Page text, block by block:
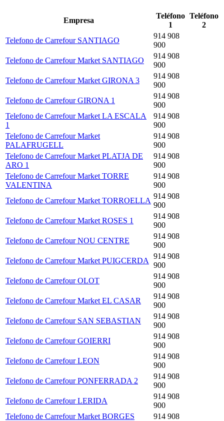
Empresa
Teléfono
1
Teléfono
2
Telefono de Carrefour SANTIAGO
914 908
900
Telefono de Carrefour Market SANTIAGO
914 908
900
Telefono de Carrefour Market GIRONA 3
914 908
900
Telefono de Carrefour GIRONA 1
914 908
900
Telefono de Carrefour Market LA ESCALA
1
914 908
900
Telefono de Carrefour Market
PALAFRUGELL
914 908
900
Telefono de Carrefour Market PLATJA DE
ARO 1
914 908
900
Telefono de Carrefour Market TORRE
VALENTINA
914 908
900
Telefono de Carrefour Market TORROELLA
914 908
900
Telefono de Carrefour Market ROSES 1
914 908
900
Telefono de Carrefour NOU CENTRE
914 908
900
Telefono de Carrefour Market PUIGCERDA
914 908
900
Telefono de Carrefour OLOT
914 908
900
Telefono de Carrefour Market EL CASAR
914 908
900
Telefono de Carrefour SAN SEBASTIAN
914 908
900
Telefono de Carrefour GOIERRI
914 908
900
Telefono de Carrefour LEON
914 908
900
Telefono de Carrefour PONFERRADA 2
914 908
900
Telefono de Carrefour LERIDA
914 908
900
Telefono de Carrefour Market BORGES
914 908